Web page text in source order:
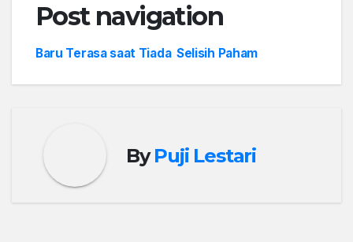
Post navigation
Selisih Paham
Baru Terasa saat Tiada
ByPuji Lestari